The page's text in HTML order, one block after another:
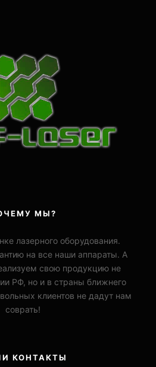
МЫ?
лазерного оборудования.
на все наши аппараты. А
свою продукцию не
РФ, но и в страны ближнего
клиентов не дадут нам
соврать!
КОНТАКТЫ